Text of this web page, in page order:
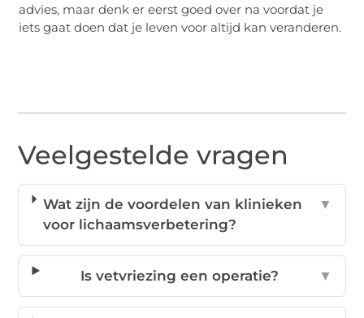
advies, maar denk er eerst goed over na voordat je
iets gaat doen dat je leven voor altijd kan veranderen.
Veelgestelde vragen
Wat zijn de voordelen van klinieken
voor lichaamsverbetering?
▼
Is vetvriezing een operatie? ▼